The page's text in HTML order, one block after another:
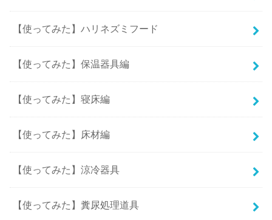
【使ってみた】ハリネズミフード
【使ってみた】保温器具編
【使ってみた】寝床編
【使ってみた】床材編
【使ってみた】涼冷器具
【使ってみた】糞尿処理道具